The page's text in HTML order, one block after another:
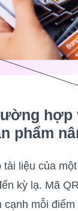
hợp
phẩm
liệu của
kỳ lạ. Mã
mỗi điểm